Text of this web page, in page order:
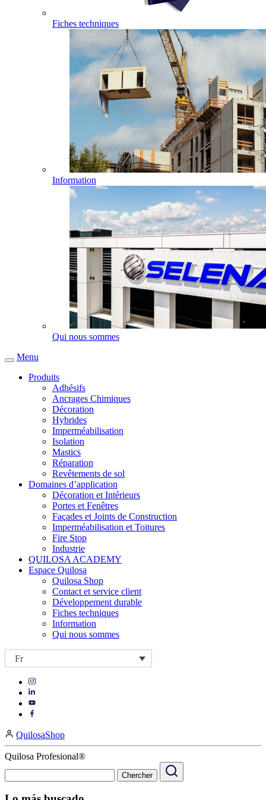
Fiches techniques
Information
Qui nous sommes
Menu
Produits
Adhésifs
Ancrages Chimiques
Décoration
Hybrides
Imperméabilisation
Isolation
Mastics
Réparation
Revêtements de sol
Domaines d’application
Décoration et Intérieurs
Portes et Fenêtres
Façades et Joints de Construction
Imperméabilisation et Toitures
Fire Stop
Industrie
QUILOSA ACADEMY
Espace Quilosa
Quilosa Shop
Contact et service client
Développement durable
Fiches techniques
Information
Qui nous sommes
Fr
Visit
https://www.instagram.com/quilosa_selena/
Visit
our
Visit
page
https://www.facebook.com/QuilosaSelenaIberia/
page
QuilosaShop
Quilosa Profesional®